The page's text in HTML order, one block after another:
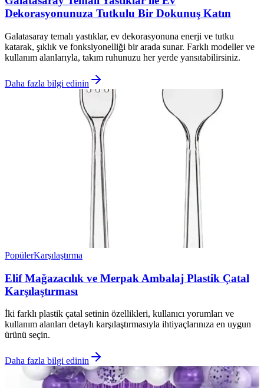
Dekorasyonunuza Tutkulu Bir Dokunuş Katın
Galatasaray temalı yastıklar, ev dekorasyonuna enerji ve tutku
katarak, şıklık ve fonksiyonelliği bir arada sunar. Farklı modeller ve
kullanım alanlarıyla, takım ruhunuzu her yerde yansıtabilirsiniz.
Daha fazla bilgi edinin
PopülerKarşılaştırma
Elif Mağazacılık ve Merpak Ambalaj Plastik Çatal
Karşılaştırması
İki farklı plastik çatal setinin özellikleri, kullanıcı yorumları ve
kullanım alanları detaylı karşılaştırmasıyla ihtiyaçlarınıza en uygun
ürünü seçin.
Daha fazla bilgi edinin